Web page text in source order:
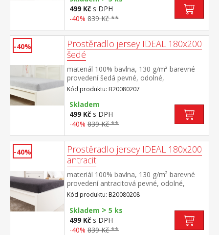
499 Kč s DPH
-40% 839 Kč **
-40%
Prostěradlo jersey IDEAL 180x200
šedé
materiál 100% bavlna, 130 g/m² barevné
provedení šedá pevné, odolné,
stálobarevné, obšito gumou pro matrace
do výšky 25 cm pratelné do 60 °C
Kód produktu: B20080207
Skladem
499 Kč s DPH
-40% 839 Kč **
-40%
Prostěradlo jersey IDEAL 180x200
antracit
materiál 100% bavlna, 130 g/m² barevné
provedení antracitová pevné, odolné,
stálobarevné, obšito gumou pro matrace
do výšky 25 cm pratelné do 60 °C
Kód produktu: B20080208
Skladem > 5 ks
499 Kč s DPH
-40% 839 Kč **